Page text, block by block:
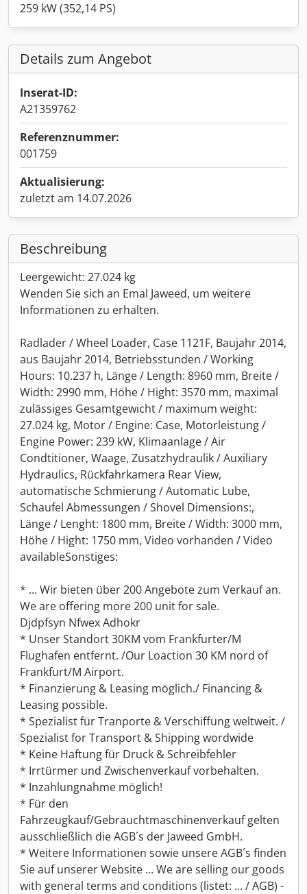
259 kW (352,14 PS)
Details zum Angebot
Inserat-ID:
A21359762
Referenznummer:
001759
Aktualisierung:
zuletzt am 14.07.2026
Beschreibung
Leergewicht: 27.024 kg
Wenden Sie sich an Emal Jaweed, um weitere
Informationen zu erhalten.
Radlader / Wheel Loader, Case 1121F, Baujahr 2014,
aus Baujahr 2014, Betriebsstunden / Working
Hours: 10.237 h, Länge / Length: 8960 mm, Breite /
Width: 2990 mm, Höhe / Hight: 3570 mm, maximal
zulässiges Gesamtgewicht / maximum weight:
27.024 kg, Motor / Engine: Case, Motorleistung /
Engine Power: 239 kW, Klimaanlage / Air
Condtitioner, Waage, Zusatzhydraulik / Auxiliary
Hydraulics, Rückfahrkamera Rear View,
automatische Schmierung / Automatic Lube,
Schaufel Abmessungen / Shovel Dimensions:,
Länge / Lenght: 1800 mm, Breite / Width: 3000 mm,
Höhe / Hight: 1750 mm, Video vorhanden / Video
availableSonstiges:
* ... Wir bieten über 200 Angebote zum Verkauf an.
We are offering more 200 unit for sale.
Djdpfsyn Nfwex Adhokr
* Unser Standort 30KM vom Frankfurter/M
Flughafen entfernt. /Our Loaction 30 KM nord of
Frankfurt/M Airport.
* Finanzierung & Leasing möglich./ Financing &
Leasing possible.
* Spezialist für Tranporte & Verschiffung weltweit. /
Spezialist for Transport & Shipping wordwide
* Keine Haftung für Druck & Schreibfehler
* Irrtürmer und Zwischenverkauf vorbehalten.
* Inzahlungnahme möglich!
* Für den
Fahrzeugkauf/Gebrauchtmaschinenverkauf gelten
ausschließlich die AGB´s der Jaweed GmbH.
* Weitere Informationen sowie unsere AGB´s finden
Sie auf unserer Website ... We are selling our goods
with general terms and conditions (listet: ... / AGB) -